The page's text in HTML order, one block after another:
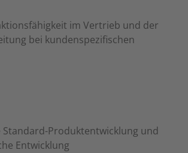
im Vertrieb und der
bei kundenspezifischen
Produktentwicklung und
Entwicklung